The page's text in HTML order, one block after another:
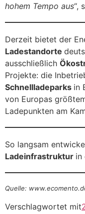
hohem Tempo aus“,
Derzeit bietet der
Ladestandorte
ausschließlich
Projekte: die
Schnellladeparks in
von Europas
Ladepunkten am
So langsam
Ladeinfrastruktur in
Quelle:
Verschlagwortet mit